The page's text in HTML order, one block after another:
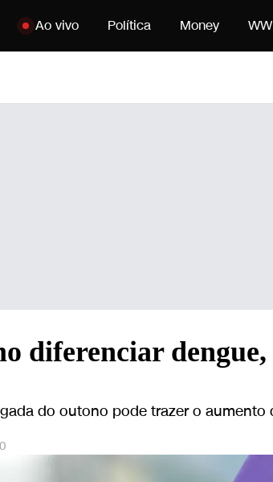
Pular para o conteúdo
Ao vivo Política Money WW
diferenciar
do outono pode trazer o aumento